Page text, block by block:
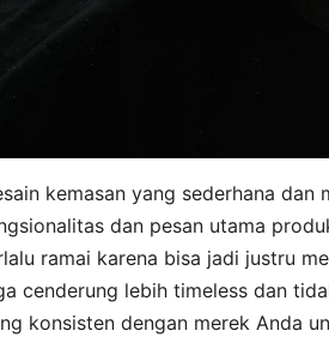
kemasan yang sederhana
dan pesan utama
ramai karena bisa jadi justru
cenderung lebih timeless dan
konsisten dengan merek Anda